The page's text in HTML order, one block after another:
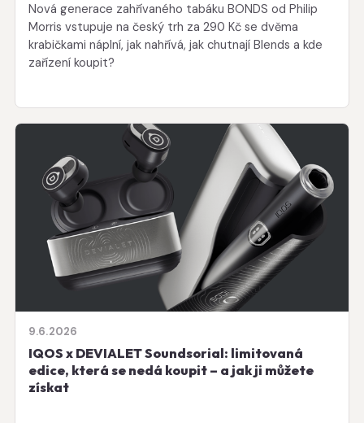
Nová generace zahřívaného tabáku BONDS od Philip
Morris vstupuje na český trh za 290 Kč se dvěma
krabičkami náplní, jak nahřívá, jak chutnají Blends a kde
zařízení koupit?
9.6.2026
IQOS x DEVIALET Soundsorial: limitovaná
edice, která se nedá koupit – a jak ji můžete
získat